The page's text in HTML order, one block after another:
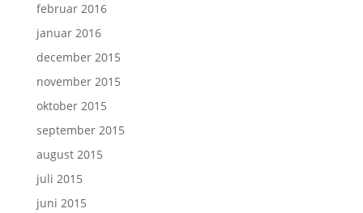
februar 2016
januar 2016
december 2015
november 2015
oktober 2015
september 2015
august 2015
juli 2015
juni 2015